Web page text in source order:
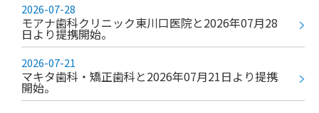
2026-07-28
モアナ歯科クリニック東川口医院と2026年07⽉28
⽇より提携開始。
2026-07-21
マキタ歯科・矯正歯科と2026年07⽉21⽇より提携
開始。